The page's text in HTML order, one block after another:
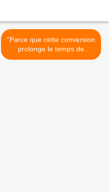
"Parce que cette conversion
prolonge le temps de
Miséricorde." (17/06/2009)